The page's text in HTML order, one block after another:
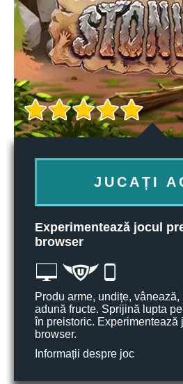
JUCAȚI
Experimentează jocul
browser
Produ arme, undițe,
adună fructe. Sprijină lupta
în preistoric. Experimentează
browser.
Informații despre joc